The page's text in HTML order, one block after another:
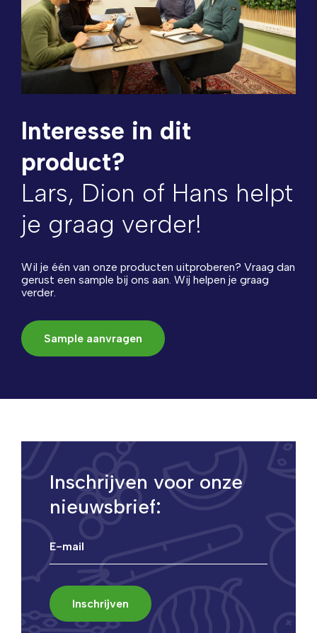
Interesse in dit
product?
Lars, Dion of Hans helpt
je graag verder!
Wil je één van onze producten uitproberen? Vraag dan
gerust een sample bij ons aan. Wij helpen je graag
verder.
Sample aanvragen
Inschrijven voor onze
nieuwsbrief: